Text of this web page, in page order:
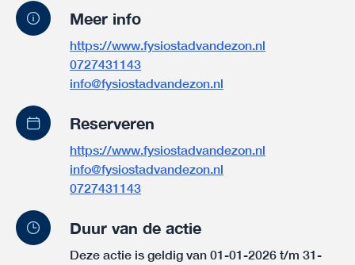
Meer info
https://www.fysiostadvandezon.nl
0727431143
info@fysiostadvandezon.nl
Reserveren
https://www.fysiostadvandezon.nl
info@fysiostadvandezon.nl
0727431143
Duur van de actie
Deze actie is geldig van 01-01-2026 t/m 31-